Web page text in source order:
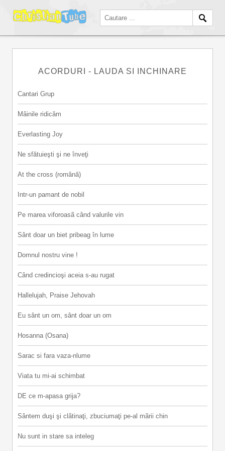
ACORDURI - LAUDA SI INCHINARE
Cantari Grup
Mâinile ridicăm
Everlasting Joy
Ne sfătuieşti şi ne înveţi
At the cross (română)
Intr-un pamant de nobil
Pe marea viforoasã când valurile vin
Sânt doar un biet pribeag în lume
Domnul nostru vine !
Când credincioşi aceia s-au rugat
Hallelujah, Praise Jehovah
Eu sânt un om, sânt doar un om
Hosanna (Osana)
Sarac si fara vaza-nlume
Viata tu mi-ai schimbat
DE ce m-apasa grija?
Sântem duşi şi clãtinaţi, zbuciumaţi pe-al mãrii chin
Nu sunt in stare sa inteleg